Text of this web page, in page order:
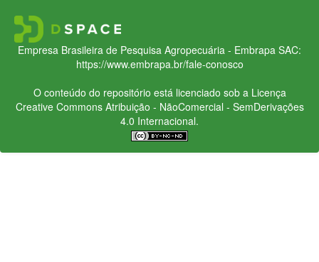
Empresa Brasileira de Pesquisa Agropecuária - Embrapa SAC:
https://www.embrapa.br/fale-conosco
O conteúdo do repositório está licenciado sob a Licença
Creative CommonsAtribuição - NãoComercial - SemDerivações
4.0 Internacional.